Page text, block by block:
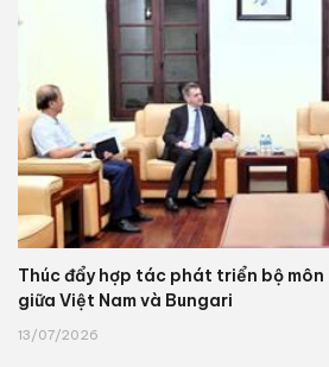
Thúc đẩy hợp tác phát triển bộ
giữa Việt Nam và Bungari
13/07/2026